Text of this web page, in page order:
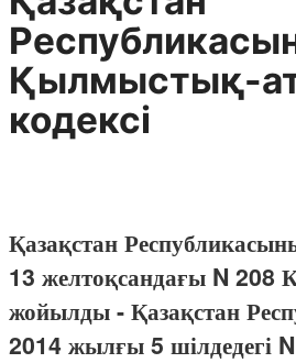
Қылмыстық-
кодексі
Қазақстан
13 желтоқсандағы N 208
жойылды - Қазақстан
2014 жылғы 5 шілдедегі